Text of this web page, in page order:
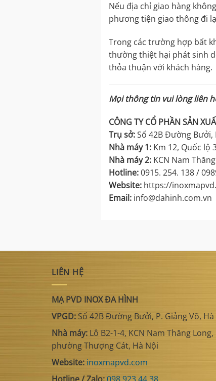
Nếu địa chỉ giao hàng
phương tiện giao thông đi
Trong các trường hợp bất
thường thiệt hại phát sinh
thỏa thuận với khách hàng.
Mọi thông tin vui lòng liên
CÔNG TY CỔ PHẦN SẢN
Trụ sở:Số 42B Đường Bưởi,
Nhà máy 1:Km 12, Quốc lộ
Nhà máy 2:KCN Nam
Hotline:0915. 254. 138 /
Website:https://
Email:info@dahinh.com.vn
LIÊN HỆ
MẠ PVD INOX ĐA HÌNH
VPGD:Số 42B Đường Bưởi, P. Giảng Võ, Hà
Nhà máy: Lô B2-1-4, KCN Nam Thăng Long,
phường Thượng Cát, Hà Nội
Website: inoxmapvd.com